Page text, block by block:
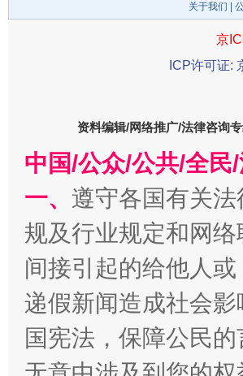
千年窑火 生生不息
关于我们
京
ICP许可证:
资料编辑/网络推广/法律咨询专
中国/公众/公共/全民
一、 遵守各国有关
规及行业规定和网
间接引起的给他人
递假新闻造成社会
国宪法，保障公民